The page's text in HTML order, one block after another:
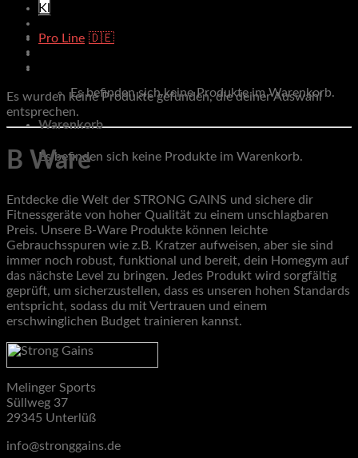
Es befinden sich keine Produkte im Warenkorb.
Warenkorb
Es befinden sich keine Produkte im Warenkorb.
Klimmzug & Dip
Pro Line
Es wurden keine Produkte gefunden, die deiner Auswahl
entsprechen.
B Ware
Entdecke die Welt der STRONG GAINS und sichere dir
Fitnessgeräte von hoher Qualität zu einem unschlagbaren
Preis. Unsere B-Ware Produkte können leichte
Gebrauchsspuren wie z.B. Kratzer aufweisen, aber sie sind
immer noch robust, funktional und bereit, dein Homegym auf
das nächste Level zu bringen. Jedes Produkt wird sorgfältig
geprüft, um sicherzustellen, dass es unseren hohen Standards
entspricht, sodass du mit Vertrauen und einem
erschwinglichen Budget trainieren kannst.
Melinger Sports
Süllweg 37
29345 Unterlüß
info@stronggains.de